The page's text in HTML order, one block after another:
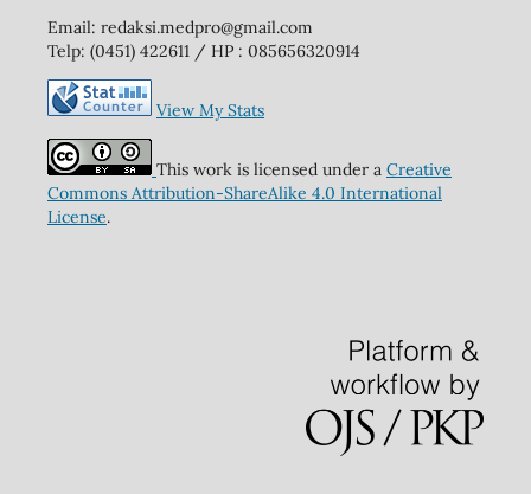
Email: redaksi.medpro@gmail.com
Telp: (0451) 422611 / HP : 085656320914
View My Stats
This work is licensed under a Creative
Commons Attribution-ShareAlike 4.0 International
License.